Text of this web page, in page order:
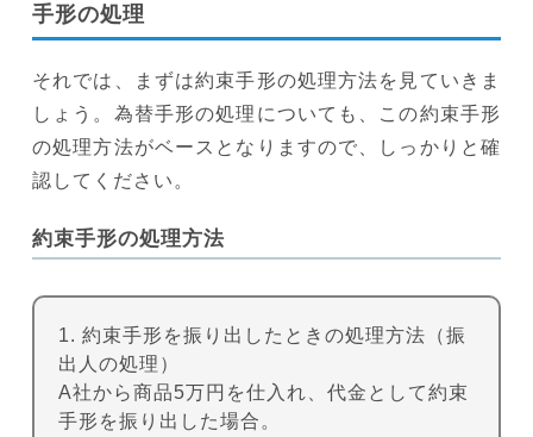
手形の処理
それでは、まずは約束手形の処理方法を見ていきま
しょう。為替手形の処理についても、この約束手形
の処理方法がベースとなりますので、しっかりと確
認してください。
約束手形の処理方法
1. 約束手形を振り出したときの処理方法（振
出人の処理）
A社から商品5万円を仕入れ、代金として約束
手形を振り出した場合。